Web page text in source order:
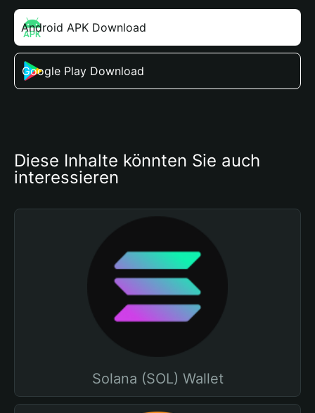
Android APK Download
Google Play Download
Diese Inhalte könnten Sie auch
interessieren
Solana (SOL) Wallet